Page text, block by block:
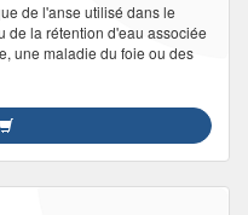
de l'anse utilisé dans le
de la rétention d'eau associée
une maladie du foie ou des